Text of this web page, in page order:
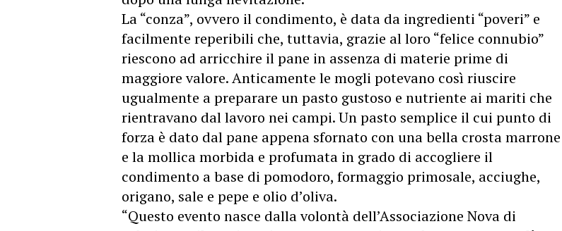
La “conza”, ovvero il condimento, è data da ingredienti “poveri” e
facilmente reperibili che, tuttavia, grazie al loro “felice connubio”
riescono ad arricchire il pane in assenza di materie prime di
maggiore valore. Anticamente le mogli potevano così riuscire
ugualmente a preparare un pasto gustoso e nutriente ai mariti che
rientravano dal lavoro nei campi. Un pasto semplice il cui punto di
forza è dato dal pane appena sfornato con una bella crosta marrone
e la mollica morbida e profumata in grado di accogliere il
condimento a base di pomodoro, formaggio primosale, acciughe,
origano, sale e pepe e olio d’oliva.
“Questo evento nasce dalla volontà dell’Associazione Nova di